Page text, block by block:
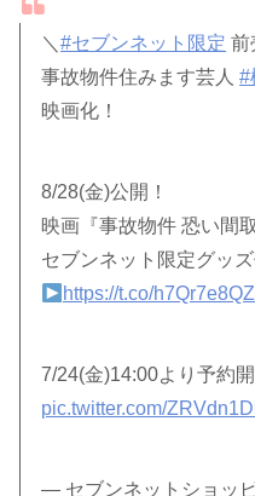
＼#セブンネット限定 前
事故物件住みます芸人#
映画化！
8/28(金)公開！
映画『事故物件 恐い間取
セブンネット限定グッ
https://t.co/
7/24(金)14:00より予約
pic.twitter.com/
— セブンネットショッ